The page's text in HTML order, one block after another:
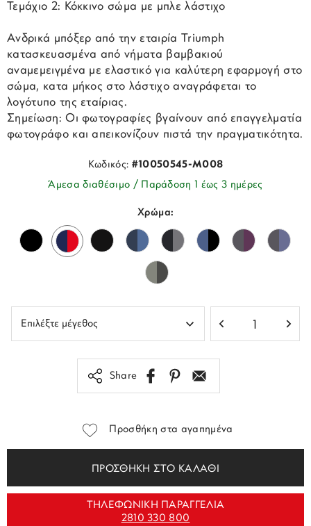
Τεμάχιο 2: Κόκκινο σώμα με μπλε λάστιχο
Ανδρικά μπόξερ από την εταιρία Triumph
κατασκευασμένα από νήματα βαμβακιού
αναμεμειγμένα με ελαστικό για καλύτερη εφαρμογή στο
σώμα, κατα μήκος στο λάστιχο αναγράφεται το
λογότυπο της εταίριας.
Σημείωση: Οι φωτογραφίες βγαίνουν από επαγγελματία
φωτογράφο και απεικονίζουν πιστά την πραγματικότητα.
Κωδικός: #10050545-M008
Άμεσα διαθέσιμο / Παράδοση 1 έως 3 ημέρες
Χρώμα:
Share
Προσθήκη στα αγαπημένα
ΠΡΟΣΘΗΚΗ ΣΤΟ ΚΑΛΑΘΙ
ΤΗΛΕΦΩΝΙΚΗ ΠΑΡΑΓΓΕΛΙΑ
2810 330 800